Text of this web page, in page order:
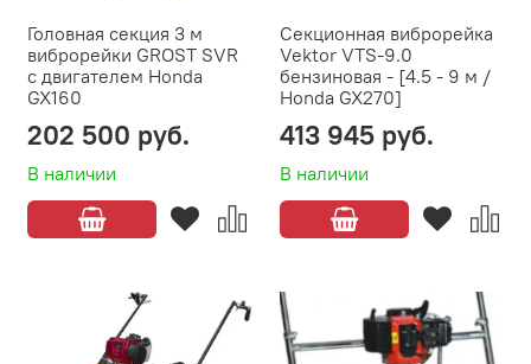
Головная секция 3 м
виброрейки GROST SVR
с двигателем Honda
GX160
В наличии
202 500 руб.
Секционная виброрейка
Vektor VTS-9.0
бензиновая - [4.5 - 9 м /
Honda GX270]
В наличии
413 945 руб.